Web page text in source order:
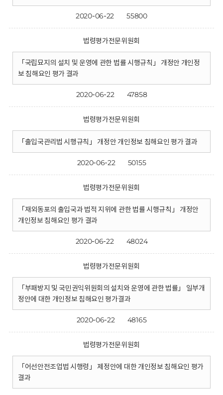
2020-06-22 55800
법령평가전문위원회
「국립묘지의 설치 및 운영에 관한 법률 시행규칙」 개정안 개인정
보 침해요인 평가 결과
2020-06-22 47858
법령평가전문위원회
「출입국관리법 시행규칙」 개정안 개인정보 침해요인 평가 결과
2020-06-22 50155
법령평가전문위원회
「재외동포의 출입국과 법적 지위에 관한 법률 시행규칙」 개정안
개인정보 침해요인 평가 결과
2020-06-22 48024
법령평가전문위원회
「부패방지 및 국민권익위원회의 설치와 운영에 관한 법률」 일부개
정안에 대한 개인정보 침해요인 평가결과
2020-06-22 48165
법령평가전문위원회
「어선안전조업법 시행령」 제정안에 대한 개인정보 침해요인 평가
결과